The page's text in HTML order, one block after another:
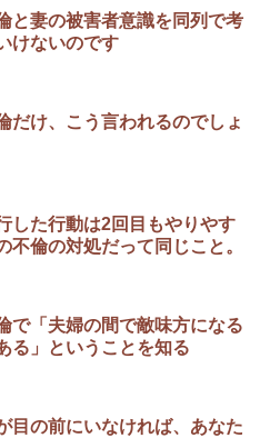
と妻の被害者意識を同列で考
けないのです
だけ、こう言われるのでしょ
した行動は2回目もやりやす
不倫の対処だって同じこと。
で「夫婦の間で敵味方になる
る」ということを知る
目の前にいなければ、あなた